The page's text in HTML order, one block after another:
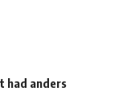
had anders